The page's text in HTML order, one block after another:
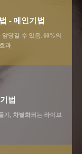
- 메인기법
당길 수 있음. 60%의
과
법
기, 차별화되는 라이브